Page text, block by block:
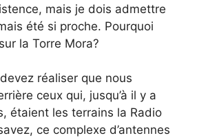
mais je dois admettre
été si proche. Pourquoi
la Torre Mora?
réaliser que nous
ceux qui, jusqu’à il y a
étaient les terrains la Radio
ce complexe d’antennes